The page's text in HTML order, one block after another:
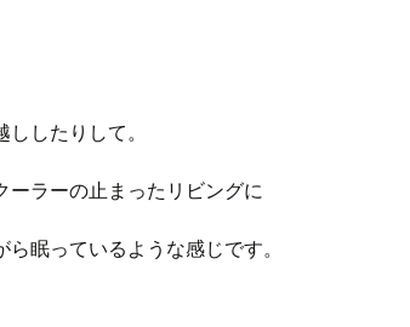
したりして。
ーラーの止まったリビングに
眠っているような感じです。